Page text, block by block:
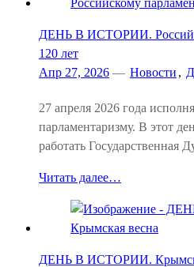
ДЕНЬ В ИСТОРИИ.
120 лет
Апр 27, 2026 — Новости ,
27 апреля 2026 года
парламентаризму. В этот
работать Государственная
Читать далее…
ДЕНЬ В ИСТОРИИ.